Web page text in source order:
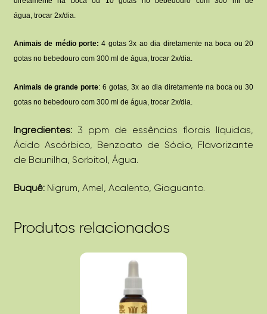
água, trocar 2x/dia.
Animais de médio porte: 4 gotas 3x ao dia diretamente na boca ou 20
gotas no bebedouro com 300 ml de água, trocar 2x/dia.
Animais de grande porte: 6 gotas, 3x ao dia diretamente na boca ou 30
gotas no bebedouro com 300 ml de água, trocar 2x/dia.
Ingredientes:3 ppm de essências florais líquidas,
Ácido Ascórbico, Benzoato de Sódio, Flavorizante
de Baunilha, Sorbitol, Água.
Buquê:Nigrum, Amel, Acalento, Giaguanto.
Produtos relacionados